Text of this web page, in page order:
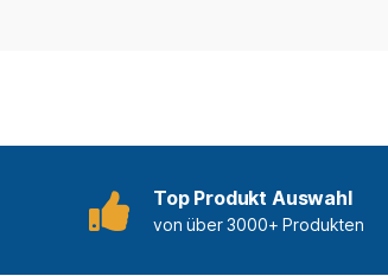
Top Produkt Auswahl
von über 3000+ Produkten